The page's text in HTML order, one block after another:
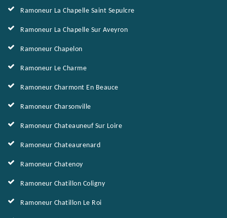
Ramoneur La Chapelle Saint Sepulcre
Ramoneur La Chapelle Sur Aveyron
Ramoneur Chapelon
Ramoneur Le Charme
Ramoneur Charmont En Beauce
Ramoneur Charsonville
Ramoneur Chateauneuf Sur Loire
Ramoneur Chateaurenard
Ramoneur Chatenoy
Ramoneur Chatillon Coligny
Ramoneur Chatillon Le Roi